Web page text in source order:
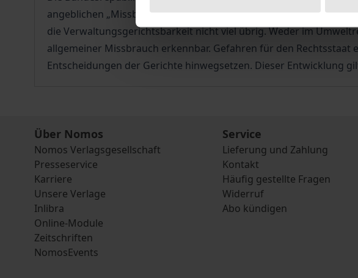
angeblichen „Missbrauch“ von prozessualen Rechtsmitteln
die Verwaltungsgerichtsbarkeit nicht viel übrig. Weder im
allgemeiner Missbrauch erkennbar. Gefahren für den
Entscheidungen der Gerichte hinwegsetzen. Dieser Entwicklung
Über Nomos
Nomos Verlagsgesellschaft
Presseservice
Karriere
Unsere Verlage
Inlibra
Online-Module
Zeitschriften
NomosEvents
Service
Lieferung und Zahlung
Kontakt
Häufig gestellte Fragen
Widerruf
Abo kündigen